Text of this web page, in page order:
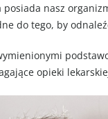
posiada nasz
do tego, by
opieki